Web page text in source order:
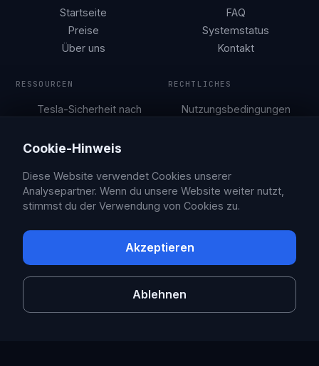
Startseite
Preise
Über uns
FAQ
Systemstatus
Kontakt
RESSOURCEN
Tesla-Sicherheit nach
Parkleitfäden
RECHTLICHES
Nutzungsbedingungen
Sentry Pro ist eine unabhängige App, die nicht mit Tesla, Inc.
verbunden oder von Tesla unterstützt wird. Tesla ist eine Marke von
Tesla, Inc.
Cookie-Hinweis
Diese Website verwendet Cookies unserer
Analysepartner. Wenn du unsere Website weiter nutzt,
stimmst du der Verwendung von Cookies zu.
Akzeptieren
Ablehnen